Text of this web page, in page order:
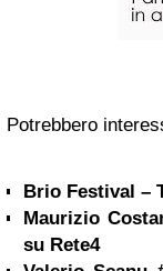
Potrebbero
Brio Festival –
Maurizio
su Rete4